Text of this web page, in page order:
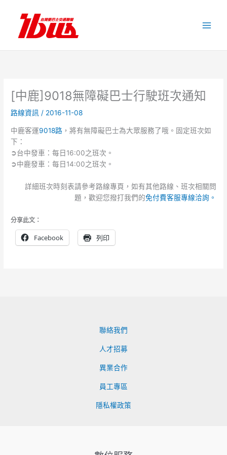
內
[中鹿]9018無障礙巴士行駛班次通知
路線資訊 / 2016-11-08
中鹿客運9018路 ，將有無障礙巴士為大眾服務了哦。固定班次如
下：
➲台中發車：每日16:00之班次。
➲中鹿發車：每日14:00之班次。
詳細班次時刻表請參考路線專頁，如有其他路線、班次相關問
題，歡迎您撥打我們的免付費客服專線洽詢。
分享此文：
Facebook 列印
聯絡我們
人才招募
異業合作
員工專區
隱私權政策